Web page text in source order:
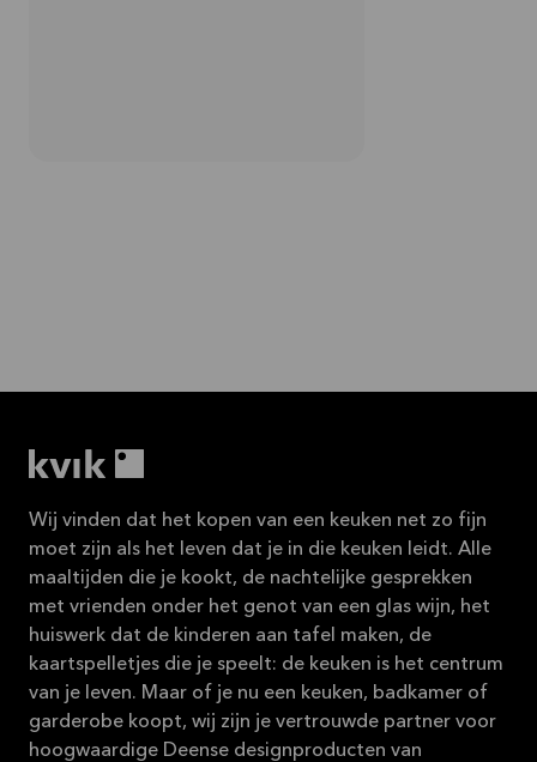
Wij vinden dat het kopen van een keuken net zo fijn
moet zijn als het leven dat je in die keuken leidt. Alle
maaltijden die je kookt, de nachtelijke gesprekken
met vrienden onder het genot van een glas wijn, het
huiswerk dat de kinderen aan tafel maken, de
kaartspelletjes die je speelt: de keuken is het centrum
van je leven. Maar of je nu een keuken, badkamer of
garderobe koopt, wij zijn je vertrouwde partner voor
hoogwaardige Deense designproducten van